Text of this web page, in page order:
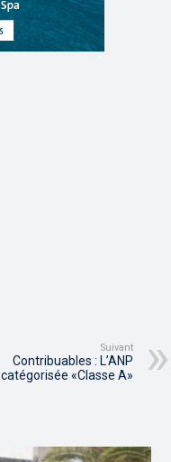
Suivant
Contribuables : L’ANP
catégorisée «Classe A»